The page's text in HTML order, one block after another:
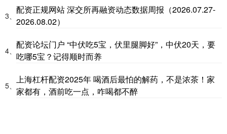
3、
配资正规网站 深交所再融资动态数据周报（2026.07.27-
2026.08.02）
4、
配资论坛门户 “中伏吃5宝，伏里腿脚好”，中伏20天，要
吃哪5宝？记得顺时而养
5、
上海杠杆配资2025年 喝酒后最怕的解药，不是浓茶！家
家都有，酒前吃一点，咋喝都不醉